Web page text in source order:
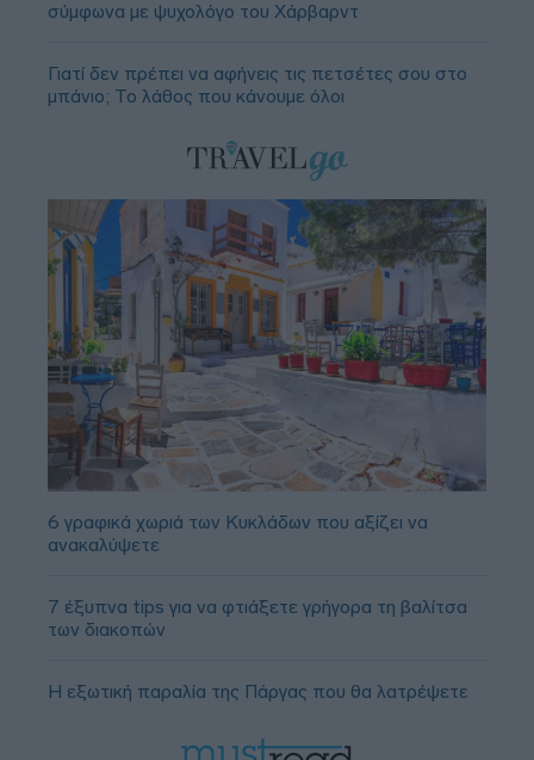
σύμφωνα με ψυχολόγο του Χάρβαρντ
Γιατί δεν πρέπει να αφήνεις τις πετσέτες σου στο
μπάνιο; Το λάθος που κάνουμε όλοι
6 γραφικά χωριά των Κυκλάδων που αξίζει να
ανακαλύψετε
7 έξυπνα tips για να φτιάξετε γρήγορα τη βαλίτσα
των διακοπών
Η εξωτική παραλία της Πάργας που θα λατρέψετε